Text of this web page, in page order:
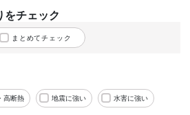
をチェック
まとめてチェック
高断熱 地震に強い 水害に強い